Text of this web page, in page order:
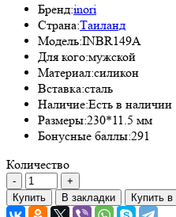
Бренд:inori
Страна:Таиланд
Модель:INBR149A
Для кого:мужской
Материал:силикон
Вставка:сталь
Наличие:Есть в наличии
Размеры:230*11.5 мм
Бонусные баллы:291
Количество
Купить В закладки Купить в